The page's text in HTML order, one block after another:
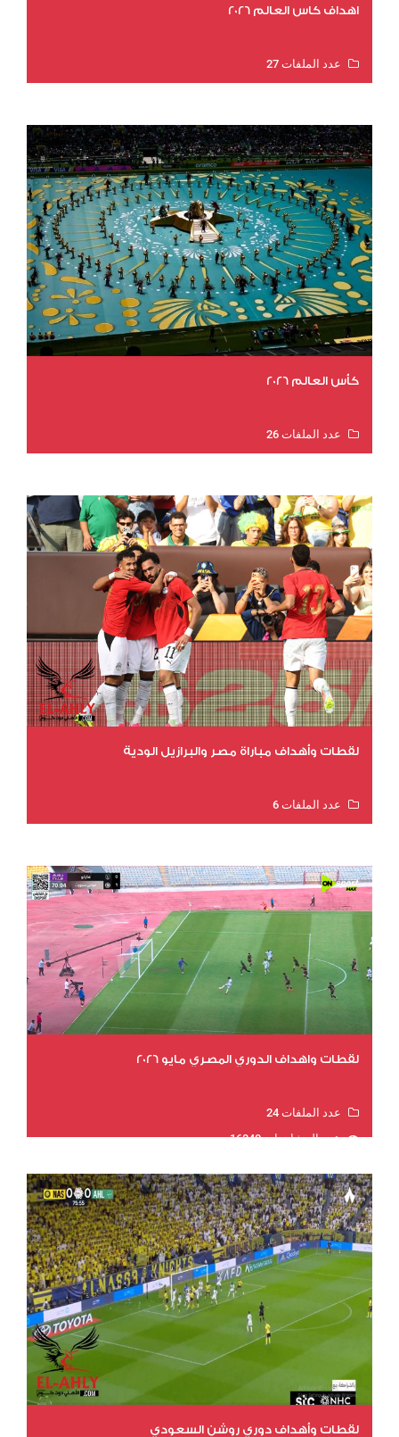
اهداف كاس العالم 2026
عدد الملفات 27
كأس العالم 2026
عدد الملفات 26
لقطات وأهداف مباراة مصر والبرازيل الودية
عدد الملفات 6
لقطات واهداف الدوري المصري مايو 2026
عدد الملفات 24
عدد المشاهدات 16040
لقطات وأهداف دوري روشن السعودي